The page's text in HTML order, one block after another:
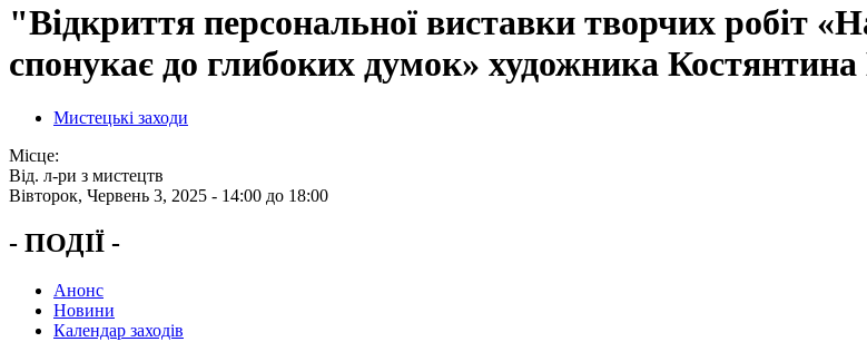
"Відкриття персональної виставки творчих робіт
спонукає до глибоких думок» художника
Мистецькі заходи
Місце:
Від. л-ри з мистецтв
Вівторок, Червень 3, 2025 - 14:00 до 18:00
- ПОДІЇ -
Анонс
Новини
Календар заходів